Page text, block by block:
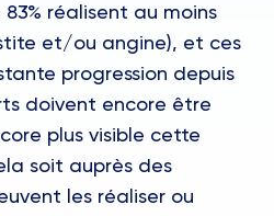
réalisent au moins
et/ou angine), et ces
progression depuis
doivent encore être
plus visible cette
soit auprès des
les réaliser ou